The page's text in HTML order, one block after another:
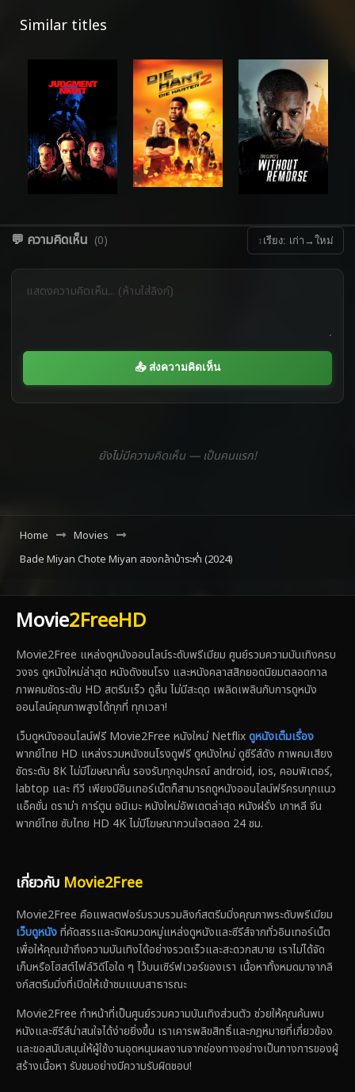
Similar titles
💬 ความคิดเห็น (0) ↕ เรียง: เก่า→ใหม่
📤 ส่งความคิดเห็น
ยังไม่มีความคิดเห็น — เป็นคนแรก!
Home
Movies
Bade Miyan Chote Miyan สองกล้าบ้าระห่ำ (2024)
Movie2FreeHD
Movie2Free แหล่งดูหนังออนไลน์ระดับพรีเมียม ศูนย์รวมความบันเทิงครบ
วงจร ดูหนังใหม่ล่าสุด หนังดังชนโรง และหนังคลาสสิกยอดนิยมตลอดกาล
ภาพคมชัดระดับ HD สตรีมเร็ว ดูลื่น ไม่มีสะดุด เพลิดเพลินกับการดูหนัง
ออนไลน์คุณภาพสูงได้ทุกที่ ทุกเวลา!
เว็บดูหนังออนไลน์ฟรี Movie2Free หนังใหม่ Netflixดูหนังเต็มเรื่อง
พากย์ไทย HD แหล่งรวมหนังชนโรงดูฟรี ดูหนังใหม่ ดูซีรีส์ดัง ภาพคมเสียง
ชัดระดับ 8K ไม่มีโฆษณาคั่น รองรับทุกอุปกรณ์ android, ios, คอมพิเตอร์,
labtop และ ทีวี เพียงมีอินเทอร์เน็ตก็สามารถดูหนังออนไลน์ฟรีครบทุกแนว
แอ็คชั่น ดราม่า การ์ตูน อนิเมะ หนังใหม่อัพเดตล่าสุด หนังฝรั่ง เกาหลี จีน
พากย์ไทย ซับไทย HD 4K ไม่มีโฆษณากวนใจตลอด 24 ชม.
เกี่ยวกับ Movie2Free
Movie2Free คือแพลตฟอร์มรวบรวมลิงก์สตรีมมิ่งคุณภาพระดับพรีเมียม
เว็บดูหนังที่คัดสรรและจัดหมวดหมู่แหล่งดูหนังและซีรีส์จากทั่วอินเทอร์เน็ต
เพื่อให้คุณเข้าถึงความบันเทิงได้อย่างรวดเร็วและสะดวกสบาย เราไม่ได้จัด
เก็บหรือโฮสต์ไฟล์วิดีโอใด ๆ ไว้บนเซิร์ฟเวอร์ของเรา เนื้อหาทั้งหมดมาจากลิ
งก์สตรีมมิ่งที่เปิดให้เข้าชมแบบสาธารณะ
Movie2Free ทำหน้าที่เป็นศูนย์รวมความบันเทิงส่วนตัว ช่วยให้คุณค้นพบ
หนังและซีรีส์น่าสนใจได้ง่ายยิ่งขึ้น เราเคารพลิขสิทธิ์และกฎหมายที่เกี่ยวข้อง
และขอสนับสนุนให้ผู้ใช้งานอุดหนุนผลงานจากช่องทางอย่างเป็นทางการของผู้
สร้างเนื้อหา รับชมอย่างมีความรับผิดชอบ!